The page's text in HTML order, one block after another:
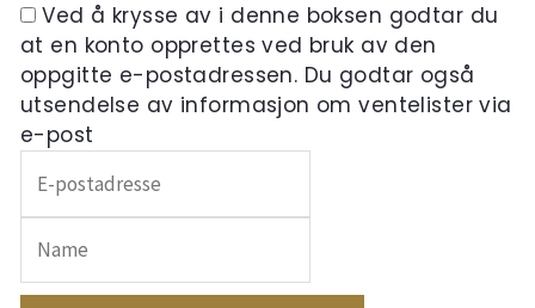
Ved å krysse av i denne boksen godtar du
at en konto opprettes ved bruk av den
oppgitte e-postadressen. Du godtar også
utsendelse av informasjon om ventelister via
e-post
inn
e-
postadressen
din